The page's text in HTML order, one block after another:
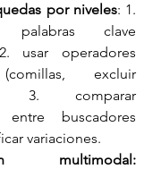
por niveles: 1.
palabras clave
usar operadores
excluir
3. comparar
entre buscadores
variaciones.
multimodal: